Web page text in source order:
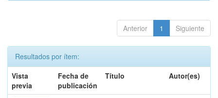
Anterior 1 Siguiente
Resultados por ítem:
Vista
previa
Fecha de
publicación
Título Autor(es)